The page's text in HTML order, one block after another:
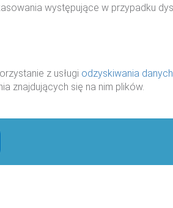
występujące w przypadku
z usługi odzyskiwania danych
znajdujących się na nim plików.